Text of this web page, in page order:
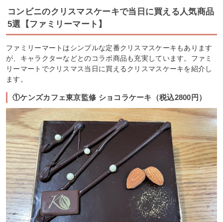
コンビニのクリスマスケーキで当日に買える人気商品
5選【ファミリーマート】
ファミリーマートはシンプルな定番クリスマスケーキもあります
が、キャラクターなどとのコラボ商品も充実しています。ファミ
リーマートでクリスマス当日に買えるクリスマスケーキを紹介し
ます。
①ケンズカフェ東京監修 ショコラケーキ（税込2800円）